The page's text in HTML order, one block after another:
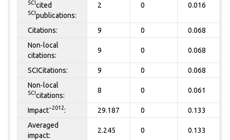
SCI cited
SCI publications:
2 0 0.016
Citations: 9 0 0.068
Non-local
citations:
9 0 0.068
SCICitations: 9 0 0.068
Non-local
SCI citations:
8 0 0.061
Impact~2012: 29.187 0 0.133
Averaged
impact:
2.245 0 0.133